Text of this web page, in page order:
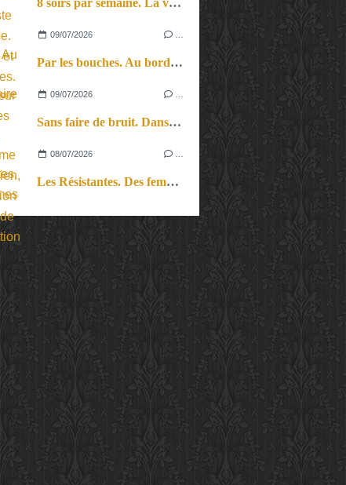
8 soirs par semaine. La vie d’artiste en tournée. Ses joies et ses galères.
09/07/2026
Par les bouches. Au bord des lèvres et sur le bout des langues.
09/07/2026
Sans faire de bruit. Dans le microcosme du quotidien, l’exploration théâtrale de la perception sonore.
08/07/2026
Les Résistantes. Des femmes dans la guerre. Aussi.